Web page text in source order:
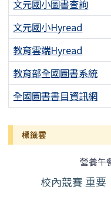
文元國小圖書查詢
文元國小Hyread
教育雲端Hyread
教育部全國圖書系統
全國圖書書目資訊網
標籤雲
營養午
校內競賽重要